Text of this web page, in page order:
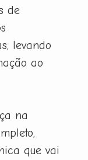
de
levando
ao
na
que vai